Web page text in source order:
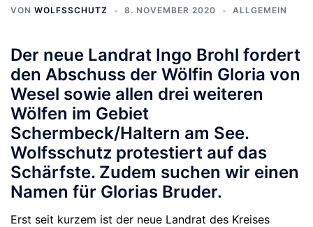
VON WOLFSSCHUTZ 8. NOVEMBER 2020 ALLGEMEIN
Der neue Landrat Ingo Brohl fordert
den Abschuss der Wölfin Gloria von
Wesel sowie allen drei weiteren
Wölfen im Gebiet
Schermbeck/Haltern am See.
Wolfsschutz protestiert auf das
Schärfste. Zudem suchen wir einen
Namen für Glorias Bruder.
Erst seit kurzem ist der neue Landrat des Kreises